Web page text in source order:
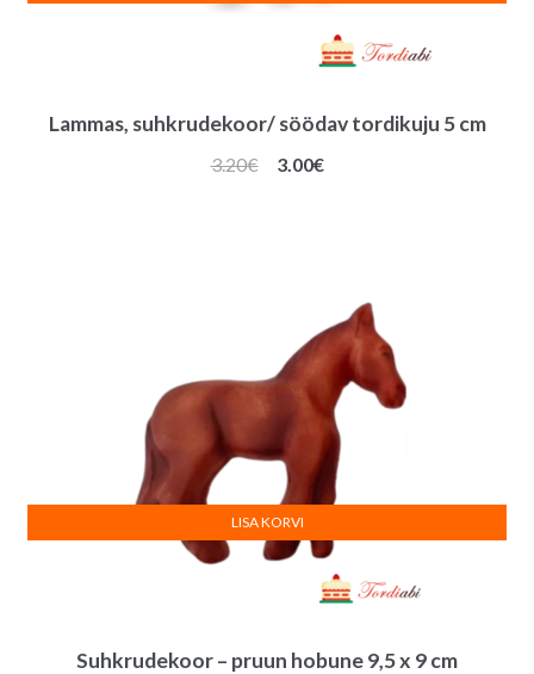
Lammas, suhkrudekoor/ söödav tordikuju 5 cm
3.20€
Algne
3.00€Praegune
Suhkrudekoor – pruun hobune 9,5 x 9 cm
LISA KORVI